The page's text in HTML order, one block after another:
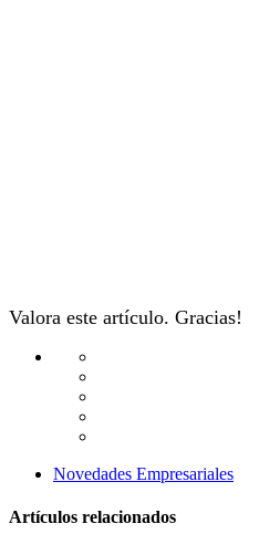
Valora este artículo. Gracias!
Novedades Empresariales
Artículos relacionados